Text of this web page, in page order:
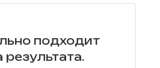
подходит